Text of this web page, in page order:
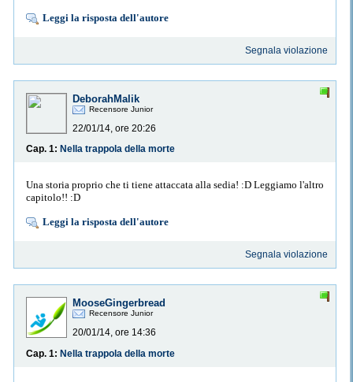
Leggi la risposta dell'autore
Segnala violazione
DeborahMalik
Recensore Junior
22/01/14, ore 20:26
Cap. 1: Nella trappola della morte
Una storia proprio che ti tiene attaccata alla sedia! :D Leggiamo l'altro
capitolo!! :D
Leggi la risposta dell'autore
Segnala violazione
MooseGingerbread
Recensore Junior
20/01/14, ore 14:36
Cap. 1: Nella trappola della morte